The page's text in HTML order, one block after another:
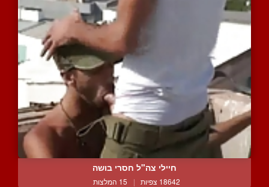
חיילי צה"ל חסרי בושה
18642 צפיות | 15 המלצות